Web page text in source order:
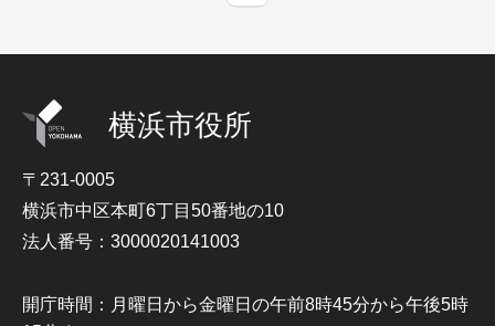
横浜市役所
〒231-0005
横浜市中区本町6丁目50番地の10
法人番号：3000020141003
開庁時間：月曜日から金曜日の午前8時45分から午後5時